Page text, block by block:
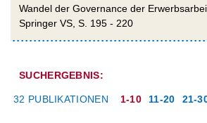
Wandel der Governance der
Springer VS, S. 195 - 220
SUCHERGEBNIS:
32 PUBLIKATIONEN 1-10 11-20 21-